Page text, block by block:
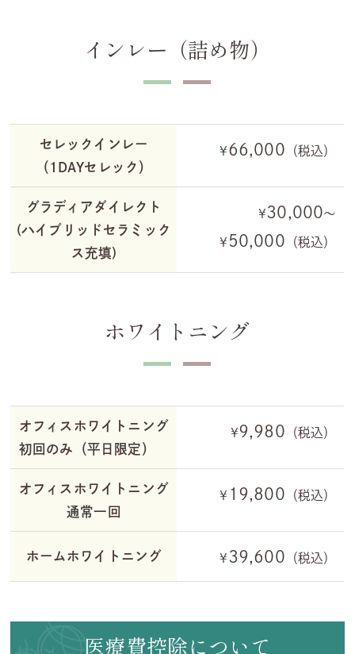
インレー（詰め物）
セレックインレー
（1DAYセレック）
¥66,000 （税込）
グラディアダイレクト
(ハイブリッドセラミック
ス充填)
¥30,000～
¥ 50,000 （税込）
ホワイトニング
オフィスホワイトニング
初回のみ（平日限定）
¥9,980 （税込）
オフィスホワイトニング
通常一回
¥ 19,800 （税込）
ホームホワイトニング ¥39,600 （税込）
医療費控除について